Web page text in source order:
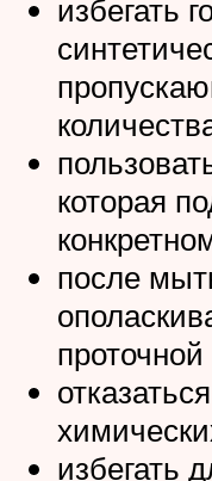
избегать
которая
после
избегать